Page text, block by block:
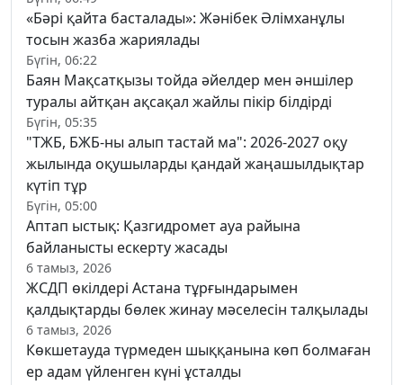
«Бәрі қайта басталады»: Жәнібек Әлімханұлы
тосын жазба жариялады
Бүгін, 06:22
Баян Мақсатқызы тойда әйелдер мен әншілер
туралы айтқан ақсақал жайлы пікір білдірді
Бүгін, 05:35
"ТЖБ, БЖБ-ны алып тастай ма": 2026-2027 оқу
жылында оқушыларды қандай жаңашылдықтар
күтіп тұр
Бүгін, 05:00
Аптап ыстық: Қазгидромет ауа райына
байланысты ескерту жасады
6 тамыз, 2026
ЖСДП өкілдері Астана тұрғындарымен
қалдықтарды бөлек жинау мәселесін талқылады
6 тамыз, 2026
Көкшетауда түрмеден шыққанына көп болмаған
ер адам үйленген күні ұсталды